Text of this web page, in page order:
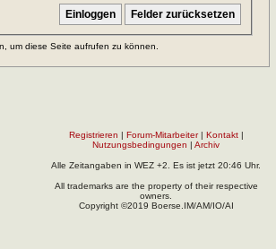
um diese Seite aufrufen zu können.
Registrieren | Forum-Mitarbeiter| Kontakt|
Nutzungsbedingungen | Archiv
Alle Zeitangaben in WEZ +2. Es ist jetzt 20:46 Uhr.
All trademarks are the property of their respective
owners.
Copyright ©2019 Boerse.IM/AM/IO/AI